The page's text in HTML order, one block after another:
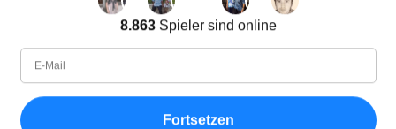
Lena Strauss
Seit
11.2018
Level
99
Punktzahl
2485658
Fragen
29922
8.863Spieler sind online
Fortsetzen